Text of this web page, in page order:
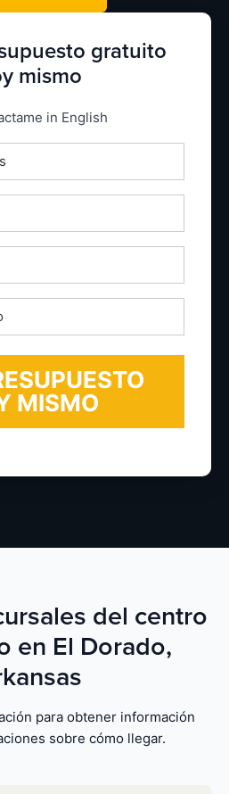
gratuito
mismo
in English
del centro
en El Dorado,
para obtener información
sobre cómo llegar.